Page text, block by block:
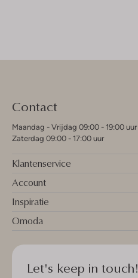
Contact
Maandag - Vrijdag 09:00 - 19:00 uur
Zaterdag 09:00 - 17:00 uur
Klantenservice
Account
Inspiratie
Omoda
Let's keep in touch!